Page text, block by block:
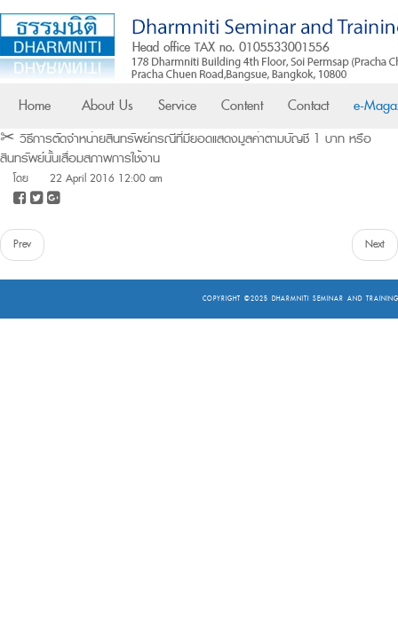
Home About Us Service Content Contact e-
✂ วิธีการตัดจำหน่ายสินทรัพย์กรณีที่มียอดแสดงมูลค่าตามบัญชี 1 บาท หรือ
สินทรัพย์นั้นเสื่อมสภาพการใช้งาน
โดย 22 April 2016 12:00 am
Prev Next
COPYRIGHT ©2025 DHARMNITI SEMINAR AND